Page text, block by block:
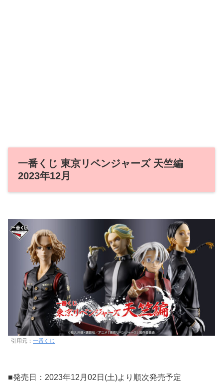
一番くじ 東京リベンジャーズ 天竺編
2023年12月
引用元： 一番くじ
■発売日：2023年12月02日(土)より順次発売予定